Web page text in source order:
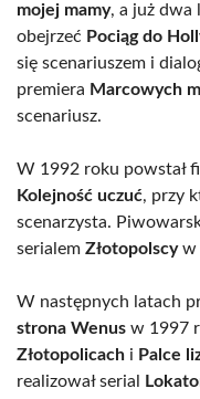
mojej mamy, a już dwa
obejrzeć Pociąg do
się scenariuszem i
premiera Marcowych
scenariusz.
W 1992 roku powstał
Kolejność uczuć, przy
scenarzysta.
serialem Złotopolscyw
W następnych latach
strona Wenus w 1997
Złotopolicach i Palce
realizował serial